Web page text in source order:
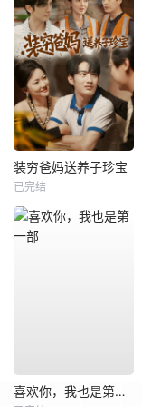
装穷爸妈送养子珍宝
已完结
喜欢你，我也是第一部